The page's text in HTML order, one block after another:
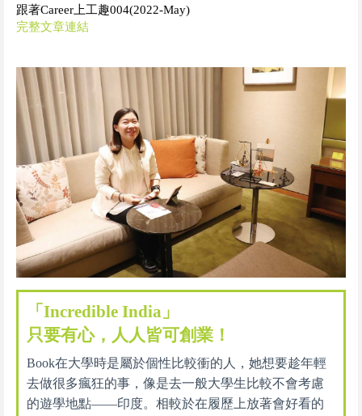
跟著Career上工趣004(2022-May)
完整文章連結
「Incredible India」
只要有心，人人皆可創業！
Book在大學時是屬於個性比較衝的人，她想要趁年輕
去做很多瘋狂的事，像是去一般大學生比較不會考慮
的遊學地點——印度。相較於在履歷上放著會好看的